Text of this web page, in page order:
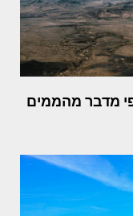
מדבר מהממים